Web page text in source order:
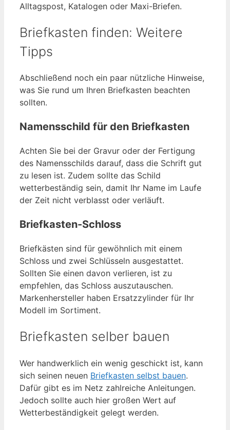
Alltagspost, Katalogen oder Maxi-Briefen.
Briefkasten finden: Weitere
Tipps
Abschließend noch ein paar nützliche Hinweise,
was Sie rund um Ihren Briefkasten beachten
sollten.
Namensschild für den Briefkasten
Achten Sie bei der Gravur oder der Fertigung
des Namensschilds darauf, dass die Schrift gut
zu lesen ist. Zudem sollte das Schild
wetterbeständig sein, damit Ihr Name im Laufe
der Zeit nicht verblasst oder verläuft.
Briefkasten-Schloss
Briefkästen sind für gewöhnlich mit einem
Schloss und zwei Schlüsseln ausgestattet.
Sollten Sie einen davon verlieren, ist zu
empfehlen, das Schloss auszutauschen.
Markenhersteller haben Ersatzzylinder für Ihr
Modell im Sortiment.
Briefkasten selber bauen
Wer handwerklich ein wenig geschickt ist, kann
sich seinen neuen Briefkasten selbst bauen.
Dafür gibt es im Netz zahlreiche Anleitungen.
Jedoch sollte auch hier großen Wert auf
Wetterbeständigkeit gelegt werden.